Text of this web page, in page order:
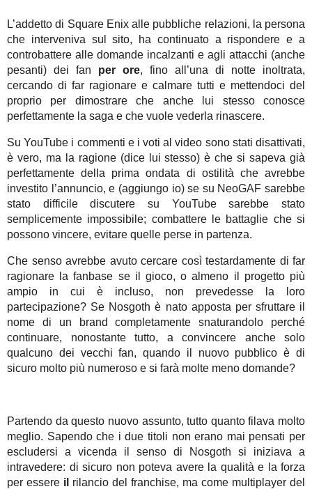
L’addetto di Square Enix alle pubbliche relazioni, la persona
che interveniva sul sito, ha continuato a rispondere e a
controbattere alle domande incalzanti e agli attacchi (anche
pesanti) dei fan per ore, fino all’una di notte inoltrata,
cercando di far ragionare e calmare tutti e mettendoci del
proprio per dimostrare che anche lui stesso conosce
perfettamente la saga e che vuole vederla rinascere.
Su YouTube i commenti e i voti al video sono stati disattivati,
è vero, ma la ragione (dice lui stesso) è che si sapeva già
perfettamente della prima ondata di ostilità che avrebbe
investito l’annuncio, e (aggiungo io) se su NeoGAF sarebbe
stato difficile discutere su YouTube sarebbe stato
semplicemente impossibile; combattere le battaglie che si
possono vincere, evitare quelle perse in partenza.
Che senso avrebbe avuto cercare così testardamente di far
ragionare la fanbase se il gioco, o almeno il progetto più
ampio in cui è incluso, non prevedesse la loro
partecipazione? Se Nosgoth è nato apposta per sfruttare il
nome di un brand completamente snaturandolo perché
continuare, nonostante tutto, a convincere anche solo
qualcuno dei vecchi fan, quando il nuovo pubblico è di
sicuro molto più numeroso e si farà molte meno domande?
Partendo da questo nuovo assunto, tutto quanto filava molto
meglio. Sapendo che i due titoli non erano mai pensati per
escludersi a vicenda il senso di Nosgoth si iniziava a
intravedere: di sicuro non poteva avere la qualità e la forza
per essere il rilancio del franchise, ma come multiplayer del